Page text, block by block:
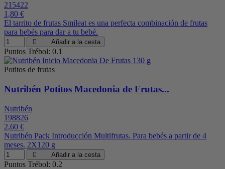
215422
1,80 €
El tarrito de frutas Smileat es una perfecta combinación de frutas
para bebés para dar a tu bebé.
Añadir a la cesta
Puntos Trébol: 0.1
Potitos de frutas
Nutribén Potitos Macedonia de Frutas...
Nutribén
198826
2,60 €
Nutribén Pack Introducción Multifrutas. Para bebés a partir de 4
meses. 2X120 g
Añadir a la cesta
Puntos Trébol: 0.2